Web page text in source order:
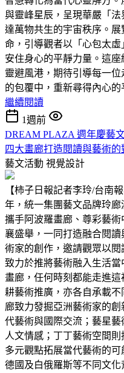
與靈峰星辰，呈現華嚴「
達萬物共生的宇宙秩序。
命，引導觀者以「心包太
安住身心的平靜力量。這
靈避風港，期待引導每一
的包覆中，重新尋得內心的
繼續閱讀
1週前
DREAM PLAZA 週年慶藝
四大畫廊打造閱讀與藝術的
藝文活動 視覺設計
【柿子日報記者李玲/台南
年，統一集團藝文品牌玲廊
攜手阿波羅畫廊、尊彩藝
襄盛舉，一同打造融合閱
術家的創作，邀請觀眾以
致力於推將藝術融入生活
畫廊，任何時刻都能走進
耕藝術推廣，亦各自承載
廊致力發掘亞洲藝術家的
代藝術與國際交流；藝星
人文情感；丁丁藝術空間
多元觀點拓展當代藝術的
德國及白俄羅斯等不同文